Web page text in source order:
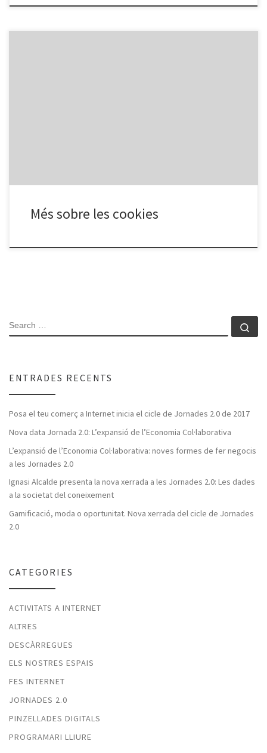
Més sobre les cookies
SEARCH
ENTRADES RECENTS
Posa el teu comerç a Internet inicia el cicle de Jornades 2.0 de 2017
Nova data Jornada 2.0: L’expansió de l’Economia Col·laborativa
L’expansió de l’Economia Col·laborativa: noves formes de fer negocis
a les Jornades 2.0
Ignasi Alcalde presenta la nova xerrada a les Jornades 2.0: Les dades
a la societat del coneixement
Gamificació, moda o oportunitat. Nova xerrada del cicle de Jornades
2.0
CATEGORIES
ACTIVITATS A INTERNET
ALTRES
DESCÀRREGUES
ELS NOSTRES ESPAIS
FES INTERNET
JORNADES 2.0
PINZELLADES DIGITALS
PROGRAMARI LLIURE